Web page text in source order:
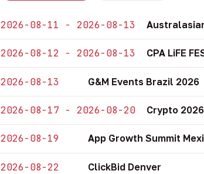
2026-08-11 - 2026-08-13
2026-08-12 - 2026-08-13 CPA LiFE
2026-08-13 G&M Events Brazil 2026
2026-08-17 - 2026-08-20 Crypto 2026
2026-08-19 App Growth Summit
2026-08-22 ClickBid Denver